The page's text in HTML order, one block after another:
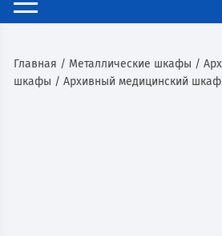
Главная / Металлические шкафы /
шкафы / Архивный медицинский